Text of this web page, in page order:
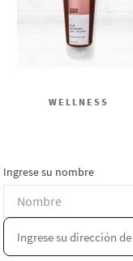
WELLNESS
Ingrese su nombre